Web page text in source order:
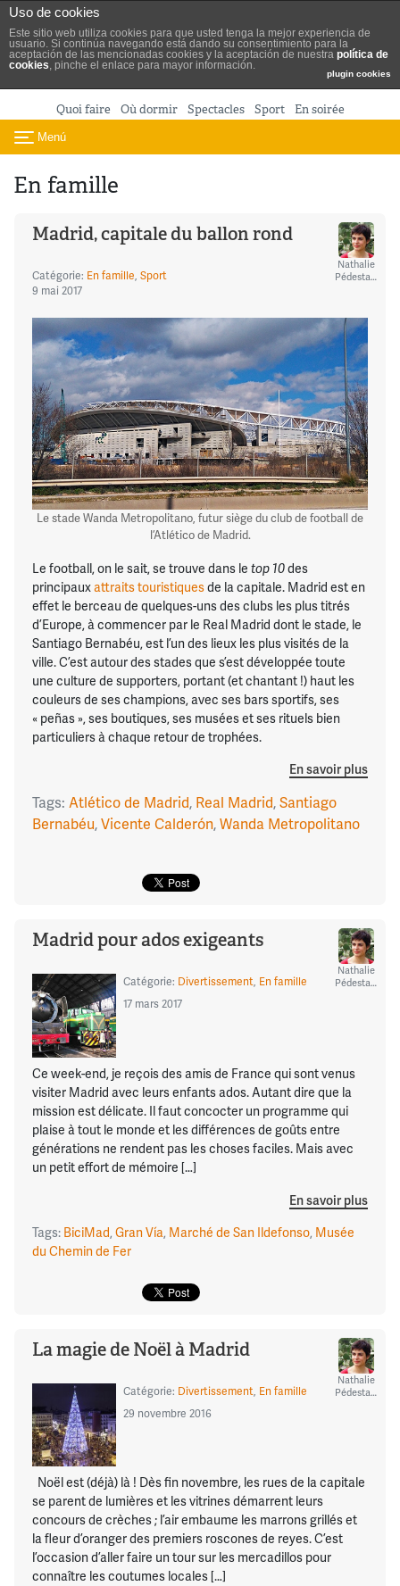
Uso de cookies
Este sitio web utiliza cookies para que usted tenga la mejor experiencia de
usuario. Si continúa navegando está dando su consentimiento para la
aceptación de las mencionadas cookies y la aceptación de nuestra política de
cookies, pinche el enlace para mayor información.
plugin cookies
Aller au contenu
Quoi faire Où dormir Spectacles Sport En soirée
Toggle navigation
Menú
En famille
Madrid, capitale du ballon rond
Catégorie: En famille, Sport
9 mai 2017
Nathalie
Pédestarres
Le stade Wanda Metropolitano, futur siège du club de football de
l’Atlético de Madrid.
Le football, on le sait, se trouve dans le top 10des
principauxattraits touristiquesde la capitale. Madrid est en
effet le berceau de quelques-uns des clubs les plus titrés
d’Europe, à commencer par le Real Madrid dont le stade, le
Santiago Bernabéu, est l’un des lieux les plus visités de la
ville. C’est autour des stades que s’est développée toute
une culture de supporters, portant (et chantant !) haut les
couleurs de ses champions, avec ses bars sportifs, ses
« peñas », ses boutiques, ses musées et ses rituels bien
particuliers à chaque retour de trophées.
En savoir plus
Tags: Atlético de Madrid, Real Madrid,Santiago
Bernabéu,Vicente Calderón,Wanda Metropolitano
Madrid pour ados exigeants
Nathalie
Pédestarres
Catégorie: Divertissement, En famille
17 mars 2017
Ce week-end, je reçois des amis de France qui sont venus
visiter Madrid avec leurs enfants ados. Autant dire que la
mission est délicate. Il faut concocter un programme qui
plaise à tout le monde et les différences de goûts entre
générations ne rendent pas les choses faciles. Mais avec
un petit effort de mémoire […]
En savoir plus
Tags: BiciMad, Gran Vía, Marché de San Ildefonso, Musée
du Chemin de Fer
La magie de Noël à Madrid
Nathalie
Pédestarres
Catégorie: Divertissement, En famille
29 novembre 2016
Noël est (déjà) là ! Dès fin novembre, les rues de la capitale
se parent de lumières et les vitrines démarrent leurs
concours de crèches ; l’air embaume les marrons grillés et
la fleur d’oranger des premiers roscones de reyes. C’est
l’occasion d’aller faire un tour sur les mercadillos pour
connaître les coutumes locales […]